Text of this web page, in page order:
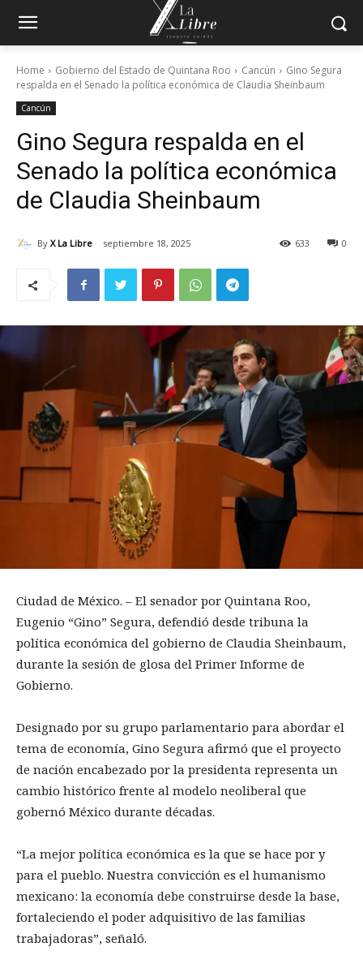
Home Gobierno del Estado de Quintana Roo Cancún
Gino Segura
respalda en el Senado la política económica de Claudia Sheinbaum
Cancún
Gino Segura respalda en el
Senado la política económica
de Claudia Sheinbaum
By X La Libre septiembre 18, 2025 0
633
Ciudad de México. – El senador por Quintana Roo,
Eugenio “Gino” Segura, defendió desde tribuna la
política económica del gobierno de Claudia Sheinbaum,
durante la sesión de glosa del Primer Informe de
Gobierno.
Designado por su grupo parlamentario para abordar el
tema de economía, Gino Segura afirmó que el proyecto
de nación encabezado por la presidenta representa un
cambio histórico frente al modelo neoliberal que
gobernó México durante décadas.
“La mejor política económica es la que se hace por y
para el pueblo. Nuestra convicción es el humanismo
mexicano: la economía debe construirse desde la base,
fortaleciendo el poder adquisitivo de las familias
trabajadoras”, señaló.